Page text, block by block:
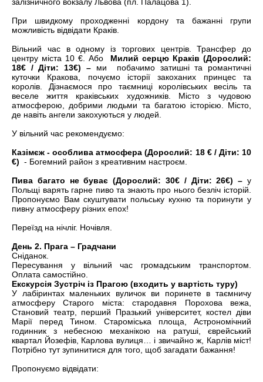
При швидкому проходженні кордону та бажанні групи
можливість відвідати Краків.
Вільний час в одному із торгових центрів. Трансфер до
центру міста 10 €. Або Милий серцю Краків (Дорослий:
18€ / Діти: 13€) –ми побачимо затишні та романтичні
куточки Кракова, почуємо історії закоханих принцес та
королів. Дізнаємося про таємниці королівських весіль та
веселе життя краківських художників. Місто з чудовою
атмосферою, добрими людьми та багатою історією. Місто,
де навіть ангели закохуються у людей.
У вільний час рекомендуємо:
Казімєж - особлива атмосфера (Дорослий: 18 € / Діти: 10
€) - Богемний район з креативним настроєм.
Пива багато не буває (Дорослий: 30€ / Діти: 26€) – у
Польщі варять гарне пиво та знають про нього безліч історій.
Пропонуємо Вам скуштувати польську кухню та поринути у
пивну атмосферу різних епох!
Переїзд на нічліг. Ночівля.
День 2. Прага – Градчани
Сніданок.
Пересування у вільний час громадським транспортом.
Оплата самостійно.
Екскурсія Зустріч із Прагою (входить у вартість туру)
У лабіринтах маленьких вуличок ви поринете в таємничу
атмосферу Старого міста: стародавня Порохова вежа,
Становий театр, перший Празький університет, костел діви
Марії перед Тином. Староміська площа, Астрономічний
годинник з небесною механікою на ратуші, єврейський
квартал Йозефів, Карлова вулиця… і звичайно ж, Карлів міст!
Потрібно тут зупинитися для того, щоб загадати бажання!
Пропонуємо відвідати: